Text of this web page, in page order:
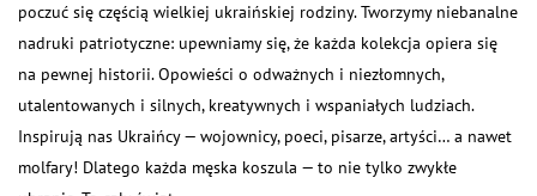
poczuć się częścią wielkiej ukraińskiej rodziny. Tworzymy niebanalne
nadruki patriotyczne: upewniamy się, że każda kolekcja opiera się
na pewnej historii. Opowieści o odważnych i niezłomnych,
utalentowanych i silnych, kreatywnych i wspaniałych ludziach.
Inspirują nas Ukraińcy — wojownicy, poeci, pisarze, artyści… a nawet
molfary! Dlatego każda męska koszula — to nie tylko zwykłe